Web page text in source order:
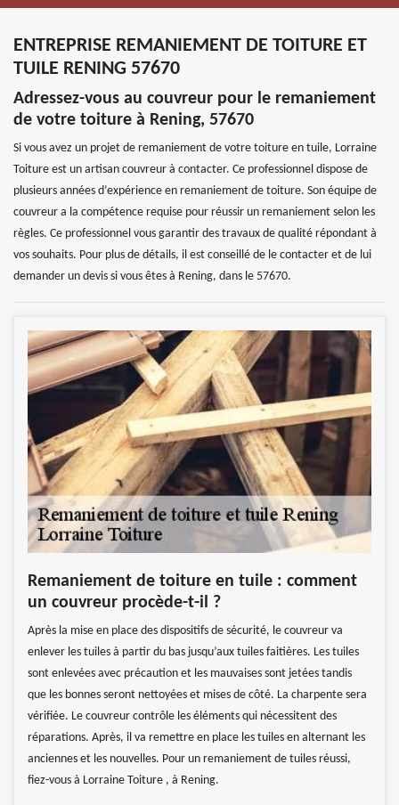
ENTREPRISE REMANIEMENT DE TOITURE ET
TUILE RENING 57670
Adressez-vous au couvreur pour le remaniement
de votre toiture à Rening, 57670
Si vous avez un projet de remaniement de votre toiture en tuile, Lorraine
Toiture est un artisan couvreur à contacter. Ce professionnel dispose de
plusieurs années d’expérience en remaniement de toiture. Son équipe de
couvreur a la compétence requise pour réussir un remaniement selon les
règles. Ce professionnel vous garantir des travaux de qualité répondant à
vos souhaits. Pour plus de détails, il est conseillé de le contacter et de lui
demander un devis si vous êtes à Rening, dans le 57670.
Remaniement de toiture en tuile : comment
un couvreur procède-t-il ?
Après la mise en place des dispositifs de sécurité, le couvreur va
enlever les tuiles à partir du bas jusqu’aux tuiles faitières. Les tuiles
sont enlevées avec précaution et les mauvaises sont jetées tandis
que les bonnes seront nettoyées et mises de côté. La charpente sera
vérifiée. Le couvreur contrôle les éléments qui nécessitent des
réparations. Après, il va remettre en place les tuiles en alternant les
anciennes et les nouvelles. Pour un remaniement de tuiles réussi,
fiez-vous à Lorraine Toiture , à Rening.